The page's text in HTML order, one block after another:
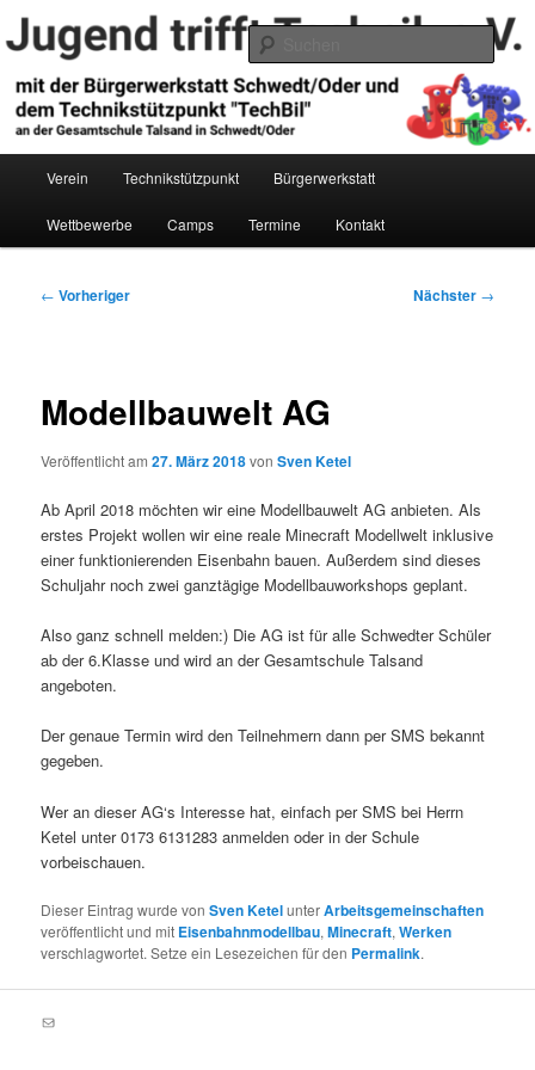
Zum
primären
springenJugend trifft Technik e.V.
Verein Technikstützpunkt Bürgerwerkstatt
Wettbewerbe Camps Termine Kontakt
Beitragsnavigation
← Vorheriger Nächster →
Modellbauwelt AG
Veröffentlicht am27. März 2018vonSven Ketel
Ab April 2018 möchten wir eine Modellbauwelt AG anbieten. Als
erstes Projekt wollen wir eine reale Minecraft Modellwelt inklusive
einer funktionierenden Eisenbahn bauen. Außerdem sind dieses
Schuljahr noch zwei ganztägige Modellbauworkshops geplant.
Also ganz schnell melden:) Die AG ist für alle Schwedter Schüler
ab der 6.Klasse und wird an der Gesamtschule Talsand
angeboten.
Der genaue Termin wird den Teilnehmern dann per SMS bekannt
gegeben.
Wer an dieser AG‘s Interesse hat, einfach per SMS bei Herrn
Ketel unter 0173 6131283 anmelden oder in der Schule
vorbeischauen.
Dieser Eintrag wurde vonSven KetelunterArbeitsgemeinschaften
veröffentlicht und mit Eisenbahnmodellbau,Minecraft,Werken
verschlagwortet. Setze ein Lesezeichen für den Permalink.
E-Mail